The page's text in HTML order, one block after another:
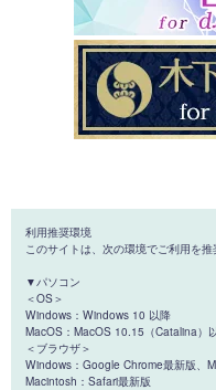
利用推奨環境
このサイトは、次の環境でご利用を推
▼パソコン
＜OS＞
Windows：Windows 10 以降
MacOS：MacOS 10.15（Catalina）
＜ブラウザ＞
Windows：Google Chrome最新版、
Macintosh：Safari最新版